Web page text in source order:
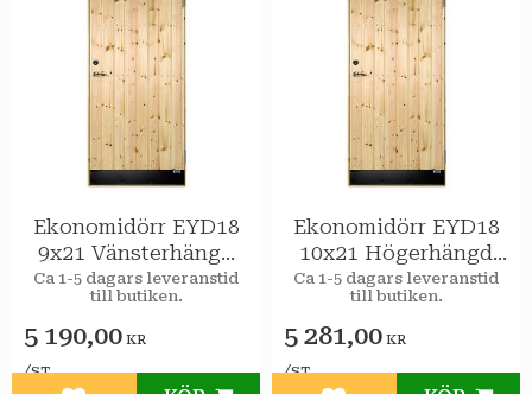
Ekonomidörr EYD18
9x21 Vänsterhängd
STAR Varmförråd
Ca 1-5 dagars leveranstid
till butiken.
5 190,00 KR
/ST
Ekonomidörr EYD18
10x21 Högerhängd
STAR Varmförråd
Ca 1-5 dagars leveranstid
till butiken.
5 281,00 KR
/ST